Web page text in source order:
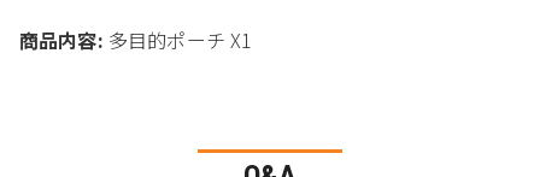
商品内容: 多目的ポーチ X1